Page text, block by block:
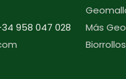
958 047 028
Más